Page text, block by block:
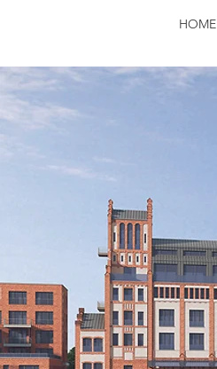
HOME